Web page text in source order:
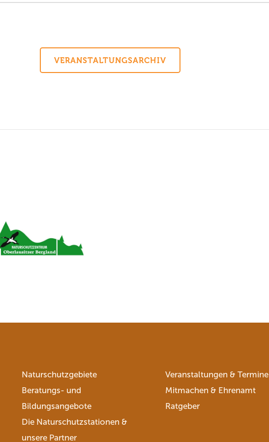
VERANSTALTUNGSARCHIV
Naturschutzgebiete
Beratungs- und
Bildungsangebote
Die Naturschutzstationen &
unsere Partner
Veranstaltungen & Termine
Mitmachen & Ehrenamt
Ratgeber